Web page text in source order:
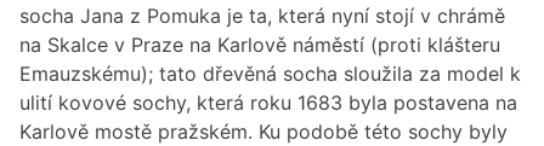
socha Jana z Pomuka je ta, která nyní stojí v chrámě
na Skalce v Praze na Karlově náměstí (proti klášteru
Emauzskému); tato dřevěná socha sloužila za model k
ulití kovové sochy, která roku 1683 byla postavena na
Karlově mostě pražském. Ku podobě této sochy byly